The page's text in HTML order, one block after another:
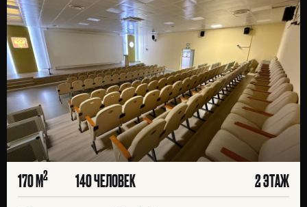
170 М2 140 ЧЕЛОВЕК 2 ЭТАЖ
Я ИЩУ: